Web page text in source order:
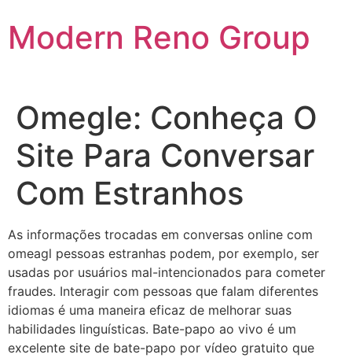
to
content
Modern Reno Group
Omegle: Conheça O
Site Para Conversar
Com Estranhos
As informações trocadas em conversas online com
omeagl pessoas estranhas podem, por exemplo, ser
usadas por usuários mal-intencionados para cometer
fraudes. Interagir com pessoas que falam diferentes
idiomas é uma maneira eficaz de melhorar suas
habilidades linguísticas. Bate-papo ao vivo é um
excelente site de bate-papo por vídeo gratuito que